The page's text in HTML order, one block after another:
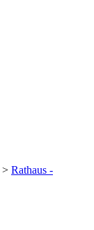
> Rathaus -